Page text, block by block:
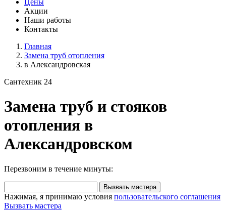
Цены
Акции
Наши работы
Контакты
Главная
Замена труб отопления
в Александровская
Сантехник 24
Замена труб и стояков
отопления в
Александровском
Перезвоним в течение минуты:
Вызвать мастера
Нажимая, я принимаю условия пользовательского соглашения
Вызвать мастера